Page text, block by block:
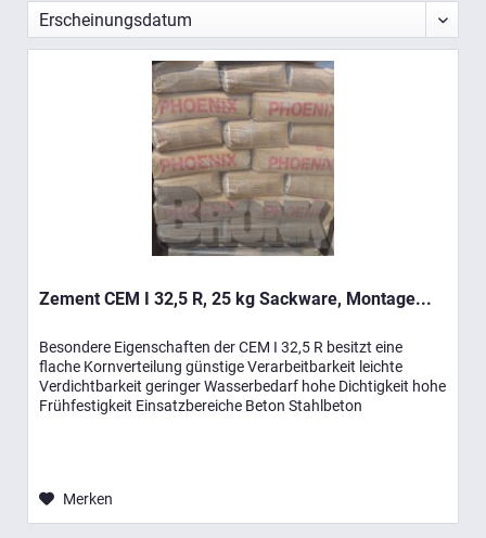
Zement CEM I 32,5 R, 25 kg Sackware, Montage...
Besondere Eigenschaften der CEM I 32,5 R besitzt eine
flache Kornverteilung günstige Verarbeitbarkeit leichte
Verdichtbarkeit geringer Wasserbedarf hohe Dichtigkeit hohe
Frühfestigkeit Einsatzbereiche Beton Stahlbeton
Merken